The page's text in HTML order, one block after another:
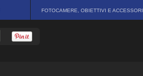
FOTOCAMERE, OBIETTIVI E ACCESSORI